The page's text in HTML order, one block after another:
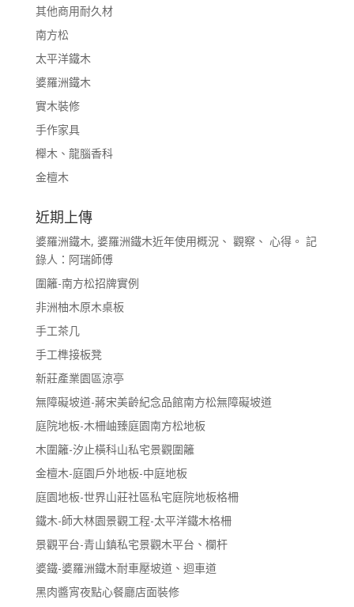
其他商用耐久材
南方松
太平洋鐵木
婆羅洲鐵木
實木裝修
手作家具
櫸木、龍腦香科
金檀木
近期上傳
婆羅洲鐵木, 婆羅洲鐵木近年使用概況、 觀察、 心得。 記
錄人：阿瑞師傅
圍籬-南方松招牌實例
非洲柚木原木桌板
手工茶几
手工榫接板凳
新莊產業園區涼亭
無障礙坡道-蔣宋美齡紀念品館南方松無障礙坡道
庭院地板-木柵岫臻庭園南方松地板
木圍籬-汐止橫科山私宅景觀圍籬
金檀木-庭園戶外地板-中庭地板
庭園地板-世界山莊社區私宅庭院地板格柵
鐵木-師大林園景觀工程-太平洋鐵木格柵
景觀平台-青山鎮私宅景觀木平台、欄杆
婆鐵-婆羅洲鐵木耐車壓坡道、迴車道
黑肉醬宵夜點心餐廳店面裝修